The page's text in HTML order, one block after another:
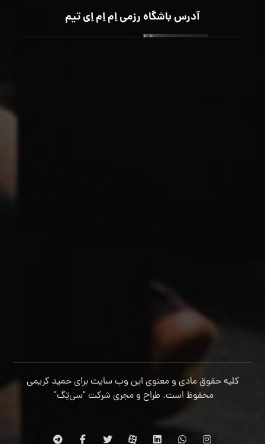
آدرس باشگاه رزمی اِم اِم اِی تیم
کلیه حقوق مادی و معنوی این وب سایت برای حمید کریمی
محفوظ است. طراح و مجری شرکت"سی‌تِگ"